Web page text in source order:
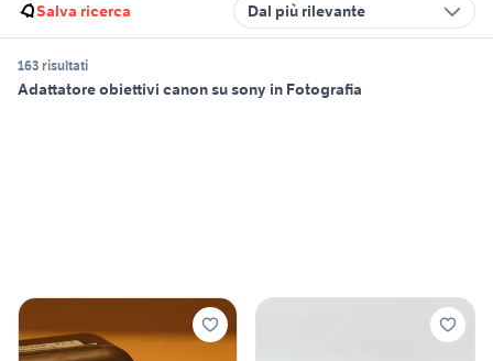
Salva ricerca Dal più rilevante
163 risultati
Adattatore obiettivi canon su sony in Fotografia